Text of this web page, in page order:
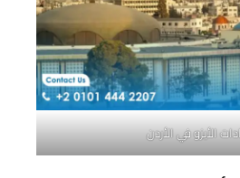
الأيزو في الأردن